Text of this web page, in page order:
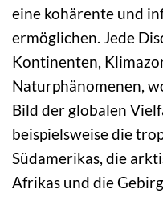
eine kohärente und
ermöglichen. Jede
Kontinenten,
Naturphänomenen,
Bild der globalen
beispielsweise die
Südamerikas, die
Afrikas und die